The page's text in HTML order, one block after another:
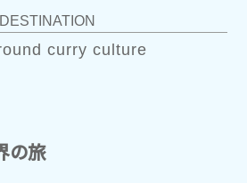
DESTINATION
curry culture
の旅